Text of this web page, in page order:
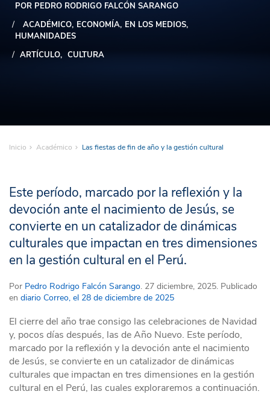
POR PEDRO RODRIGO FALCÓN SARANGO
ACADÉMICO ECONOMÍA EN LOS MEDIOS
HUMANIDADES
ARTÍCULO
CULTURA
Inicio Académico Las fiestas de fin de año y la gestión cultural
Este período, marcado por la reflexión y la
devoción ante el nacimiento de Jesús, se
convierte en un catalizador de dinámicas
culturales que impactan en tres dimensiones
en la gestión cultural en el Perú.
Por Pedro Rodrigo Falcón Sarango. 27 diciembre, 2025. Publicado
en diario Correo, el 28 de diciembre de 2025
El cierre del año trae consigo las celebraciones de Navidad
y, pocos días después, las de Año Nuevo. Este período,
marcado por la reflexión y la devoción ante el nacimiento
de Jesús, se convierte en un catalizador de dinámicas
culturales que impactan en tres dimensiones en la gestión
cultural en el Perú, las cuales exploraremos a continuación.